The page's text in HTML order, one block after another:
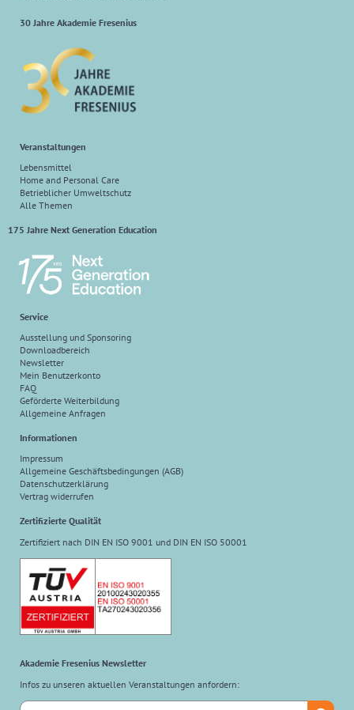
30 Jahre Akademie Fresenius
Veranstaltungen
Lebensmittel
Home and Personal Care
Betrieblicher Umweltschutz
Alle Themen
175 Jahre Next Generation Education
Service
Ausstellung und Sponsoring
Downloadbereich
Newsletter
Mein Benutzerkonto
FAQ
Geförderte Weiterbildung
Allgemeine Anfragen
Informationen
Impressum
Allgemeine Geschäftsbedingungen (AGB)
Datenschutzerklärung
Vertrag widerrufen
Zertifizierte Qualität
Zertifiziert nach DIN EN ISO 9001 und DIN EN ISO 50001
Akademie Fresenius Newsletter
Infos zu unseren aktuellen Veranstaltungen anfordern: